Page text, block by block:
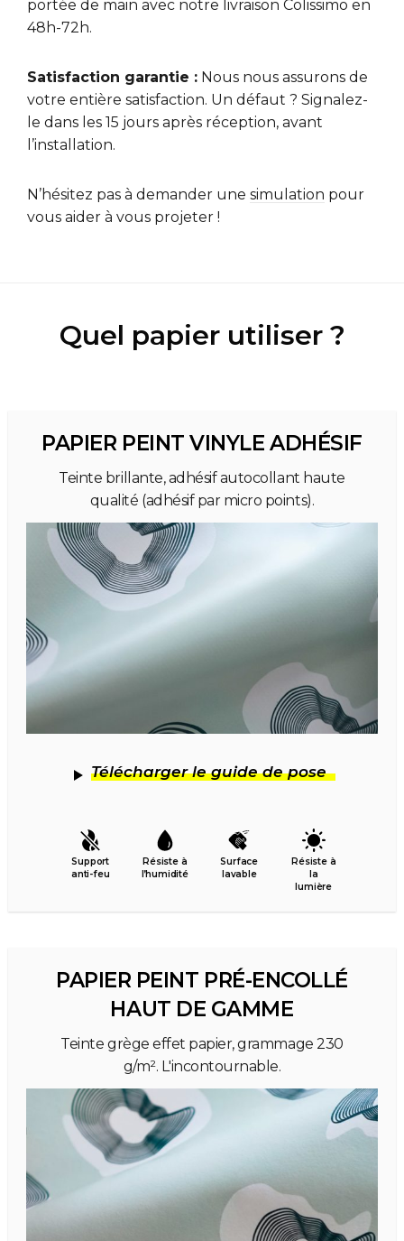
portée de main avec notre livraison Colissimo en
48h-72h.
Satisfaction garantie : Nous nous assurons de
votre entière satisfaction. Un défaut ? Signalez-
le dans les 15 jours après réception, avant
l’installation.
N’hésitez pas à demander une simulation pour
vous aider à vous projeter !
Quel papier utiliser ?
PAPIER PEINT VINYLE ADHÉSIF
Teinte brillante, adhésif autocollant haute
qualité (adhésif par micro points).
Télécharger le guide de pose
Support
anti-feu
Résiste à
l’humidité
Surface
lavable
Résiste à
la
lumière
PAPIER PEINT PRÉ-ENCOLLÉ
HAUT DE GAMME
Teinte grège effet papier, grammage 230
g/m². L'incontournable.